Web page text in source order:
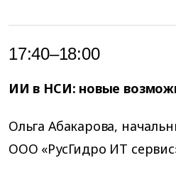
17:40–18:00
ИИ в НСИ: новые
Ольга Абакарова,
ООО «РусГидро ИТ